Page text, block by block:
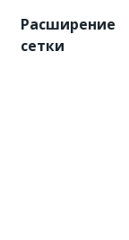
Расширение
сетки